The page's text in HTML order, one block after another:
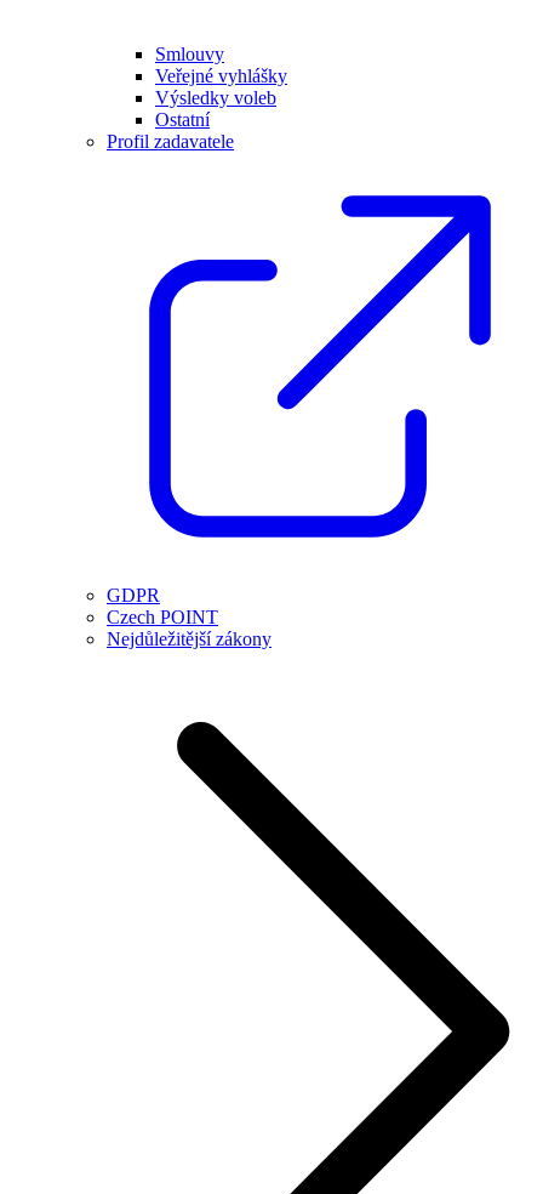
Smlouvy
Veřejné vyhlášky
Výsledky voleb
Ostatní
Profil zadavatele
GDPR
Czech POINT
Nejdůležitější zákony